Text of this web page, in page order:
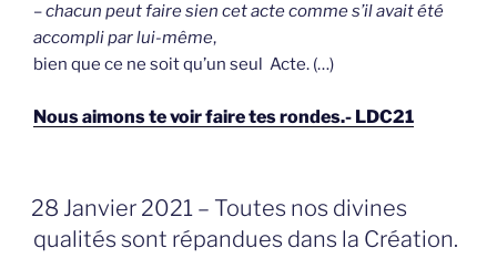
–chacun peut faire sien cet acte comme s’il avait été
accompli par lui-même,
bien que ce ne soit qu’un seul Acte. (…)
Nous aimons te voir faire tes rondes.- LDC21
GEPLAATST
OP
28 Janvier 2021 – Toutes nos divines
qualités sont répandues dans la Création.